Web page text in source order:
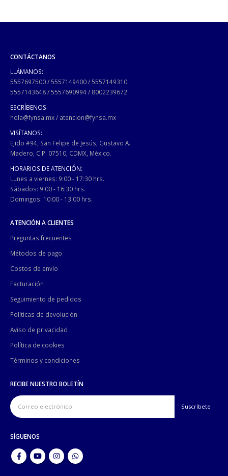
CONTÁCTANOS
LLÁMANOS:
5557697500/5557149400/5557149310
5557143648/5557690994/ 8002239672
ESCRÍBENOS
hola@fynsa.mx/ atencion@fynsa.mx
VISÍTANOS:
Ejido #94, San Felipe de Jesús, Gustavo A.
Madero, C.P. 07510, CDMX, México.
HORARIOS DE ATENCIÓN:
Lunes a viernes: 9:00 - 17:30 hrs.
Sábados: 9:00 - 16:30 hrs.
Domingos: 10:00 - 13:00 hrs.
ATENCIÓN A CLIENTES
Preguntas frecuentes
Métodos de pago
Costos de envío
Facturación
Seguimiento de pedidos
Políticas de devolución
Aviso de privacidad
Política de cookies
Términos y condiciones
RECIBE NUESTRO BOLETÍN
SÍGUENOS